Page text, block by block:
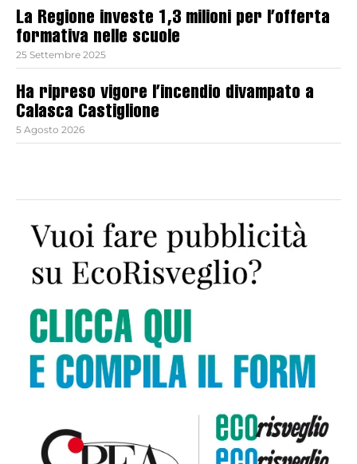
La Regione investe 1,3 milioni per l’offerta
formativa nelle scuole
25 Settembre 2025
Ha ripreso vigore l’incendio divampato a
Calasca Castiglione
5 Agosto 2026